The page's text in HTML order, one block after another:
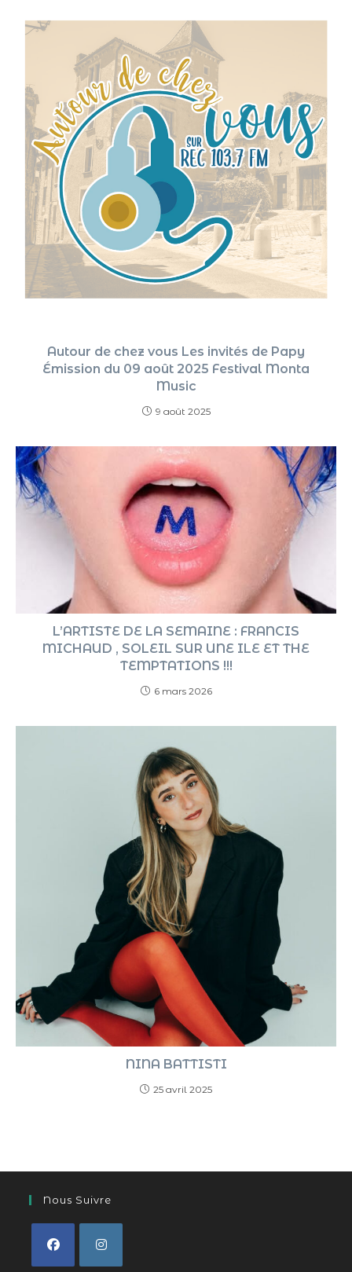
Autour de chez vous Les invités de Papy
Émission du 09 août 2025 Festival Monta
Music
9 août 2025
L’ARTISTE DE LA SEMAINE : FRANCIS
MICHAUD , SOLEIL SUR UNE ILE ET THE
TEMPTATIONS !!!
6 mars 2026
NINA BATTISTI
25 avril 2025
Nous Suivre